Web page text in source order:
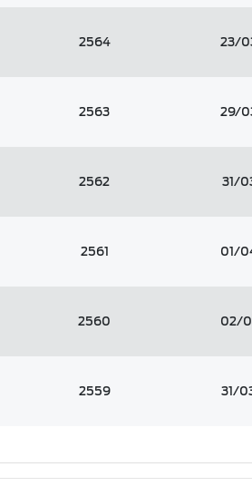
2564 23/
2563 29/
2562 31/
2561 01/
2560 02/
2559 31/